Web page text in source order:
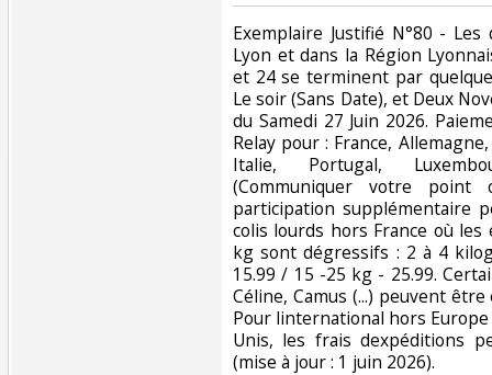
‎Exemplaire Justifié N°80 -
Lyon et dans la Région
et 24 se terminent par
Le soir (Sans Date), et Deux
du Samedi 27 Juin 2026.
Relay pour : France,
Italie, Portugal,
(Communiquer votre
participation supplémentaire
colis lourds hors France où
kg sont dégressifs : 2 à 4
15.99 / 15 -25 kg - 25.99.
Céline, Camus (...) peuvent
Pour linternational hors Europe
Unis, les frais dexpéditions
(mise à jour : 1 juin 2026). ‎